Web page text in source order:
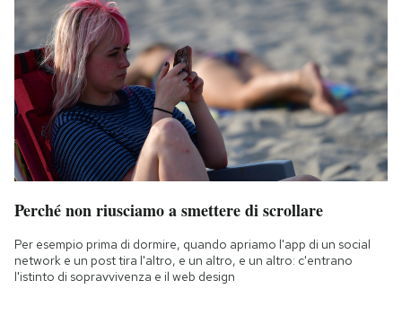
Perché non riusciamo a smettere di scrollare
Per esempio prima di dormire, quando apriamo l'app di un social
network e un post tira l'altro, e un altro, e un altro: c'entrano
l'istinto di sopravvivenza e il web design